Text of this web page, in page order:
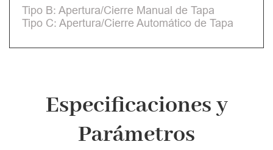
Tipo B: Apertura/Cierre Manual de Tapa
Tipo C: Apertura/Cierre Automático de Tapa
Especificaciones y
Parámetros